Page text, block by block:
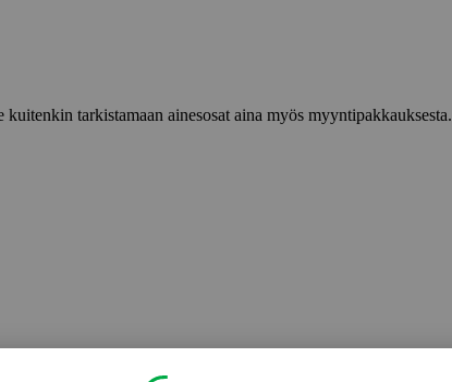
tarkistamaan ainesosat aina myös myyntipakkauksesta.